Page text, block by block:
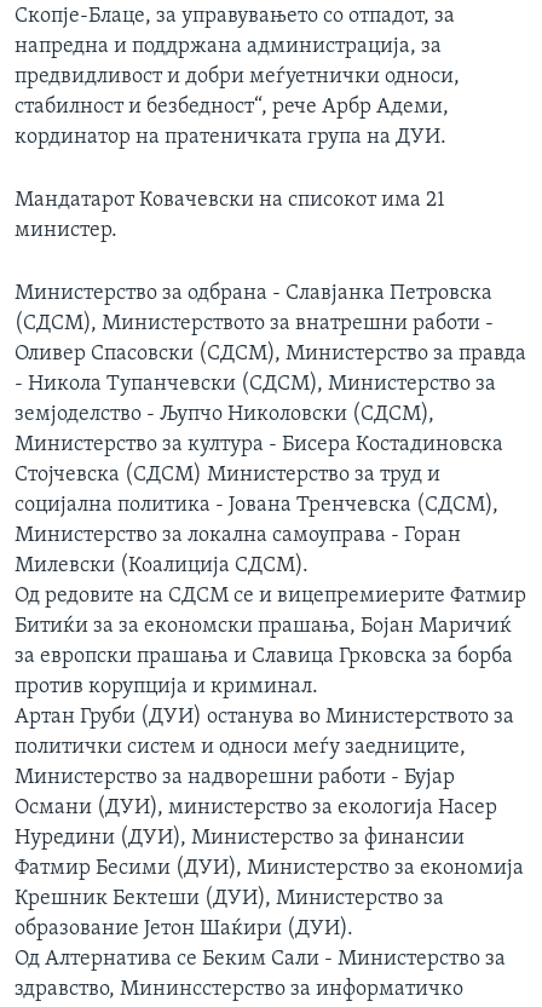
Скопје-Блаце, за управувањето со отпадот, за
напредна и поддржана администрација, за
предвидливост и добри меѓуетнички односи,
стабилност и безбедност“, рече Арбр Адеми,
кординатор на пратеничката група на ДУИ.
Мандатарот Ковачевски на списокот има 21
министер.
Министерство за одбрана - Славјанка Петровска
(СДСМ), Министерството за внатрешни работи -
Оливер Спасовски (СДСМ), Министерство за правда
- Никола Тупанчевски (СДСМ), Министерство за
земјоделство - Љупчо Николовски (СДСМ),
Министерство за култура - Бисера Костадиновска
Стојчевска (СДСМ) Министерство за труд и
социјална политика - Јована Тренчевска (СДСМ),
Министерство за локална самоуправа - Горан
Милевски (Коалиција СДСМ).
Од редовите на СДСМ се и вицепремиерите Фатмир
Битиќи за за економски прашања, Бојан Маричиќ
за европски прашања и Славица Грковска за борба
против корупција и криминал.
Артан Груби (ДУИ) останува во Министерството за
политички систем и односи меѓу заедниците,
Министерство за надворешни работи - Бујар
Османи (ДУИ), министерство за екологија Насер
Нуредини (ДУИ), Министерство за финансии
Фатмир Бесими (ДУИ), Министерство за економија
Крешник Бектеши (ДУИ), Министерство за
образование Јетон Шаќири (ДУИ).
Од Алтернатива се Беким Сали - Министерство за
здравство, Мининсстерство за информатичко